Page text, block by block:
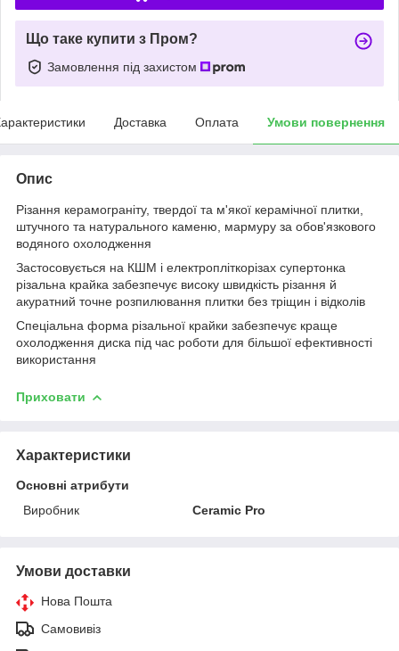
Що таке купити з Пром?
Замовлення під захистом
Доставка Оплата Умови повернення
Опис
Різання керамограніту, твердої та м'якої керамічної плитки,
штучного та натурального каменю, мармуру за обов'язкового
водяного охолодження
Застосовується на КШМ і електропліткорізах супертонка
різальна крайка забезпечує високу швидкість різання й
акуратний точне розпилювання плитки без тріщин і відколів
Спеціальна форма різальної крайки забезпечує краще
охолодження диска під час роботи для більшої ефективності
використання
Приховати
Характеристики
Основні атрибути
Виробник
Ceramic Pro
Умови доставки
Нова Пошта
Самовивіз